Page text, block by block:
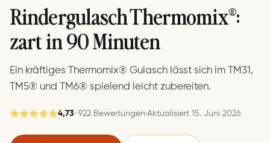
Rindergulasch Thermomix®:
zart in 90 Minuten
Ein kräftiges Thermomix® Gulasch lässt sich im TM31,
TM5® und TM6® spielend leicht zubereiten.
4,73· 922 Bewertungen·Aktualisiert 15. Juni 2026